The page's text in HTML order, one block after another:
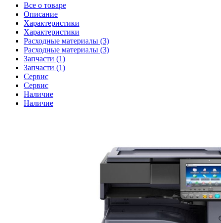
Все о товаре
Описание
Характеристики
Характеристики
Расходные материалы (3)
Расходные материалы (3)
Запчасти (1)
Запчасти (1)
Сервис
Сервис
Наличие
Наличие